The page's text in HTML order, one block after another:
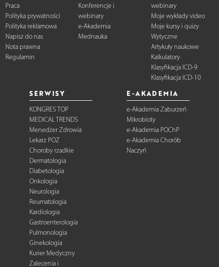
Praca
Polityka prywatności
Polityka reklamowa
Napisz do nas
Nota prawna
Regulamin
Konferencje i
webinary
e-Akademia
Mednauka
webinary
Moje wykłady video
Moje kursy i quizy
Wytyczne
Artykuły naukowe
Kalkulatory
Klasyfikacja ICD-9
Klasyfikacja ICD-10
SERWISY
KONGRES TOP
MEDICAL TRENDS
Menedżer Zdrowia
Lekarz POZ
Choroby rzadkie
Dermatologia
Diabetologia
Onkologia
Neurologia
Reumatologia
Kardiologia
Gastroenterologia
Pulmonologia
Ginekologia
Kurier Medyczny
Zalecenia i
E-AKADEMIA
e-Akademia Zaburzeń
Mikrobioty
e-Akademia POChP
e-Akademia Chorób
Naczyń